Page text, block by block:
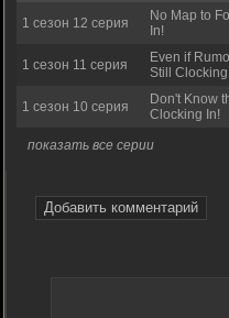
1 сезон 12 серия
No Map to
In!
1 сезон 11 серия
Even if
Still
1 сезон 10 серия
Don't Know
Clocking In!
показать все серии
Добавить комментарий